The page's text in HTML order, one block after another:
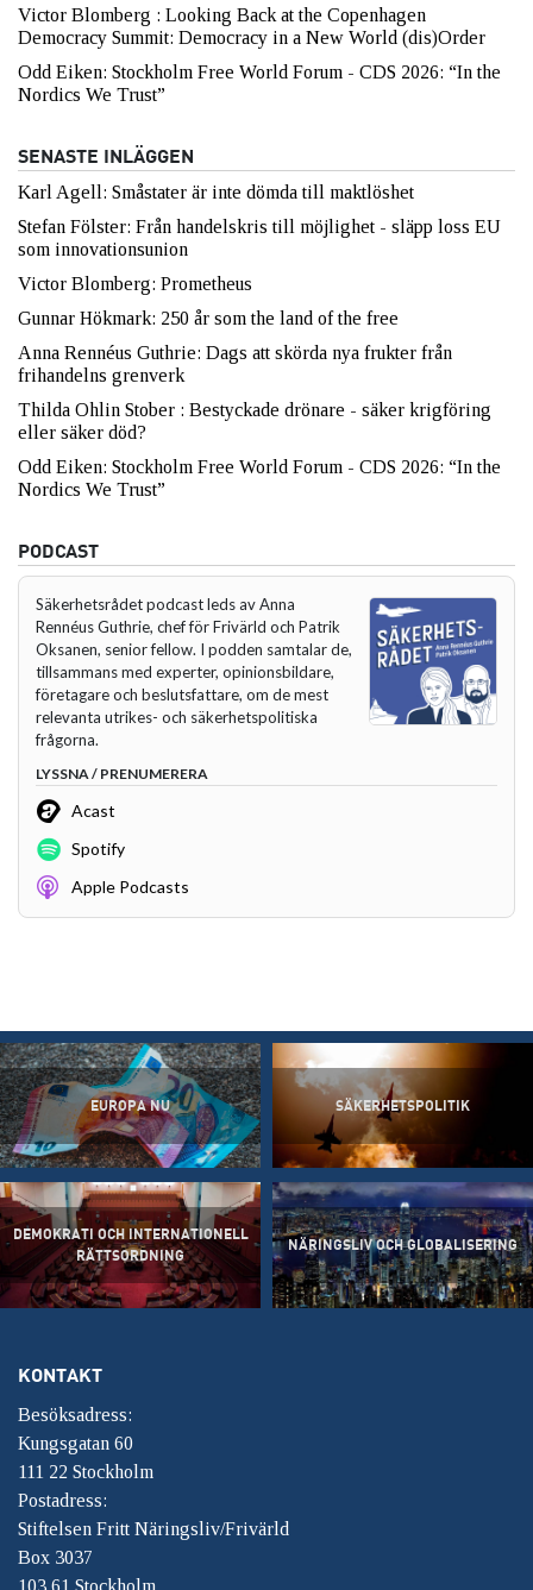
Victor Blomberg : Looking Back at the Copenhagen
Democracy Summit: Democracy in a New World (dis)Order
Odd Eiken: Stockholm Free World Forum - CDS 2026: “In the
Nordics We Trust”
SENASTE INLÄGGEN
Karl Agell: Småstater är inte dömda till maktlöshet
Stefan Fölster: Från handelskris till möjlighet - släpp loss EU
som innovationsunion
Victor Blomberg: Prometheus
Gunnar Hökmark: 250 år som the land of the free
Anna Rennéus Guthrie: Dags att skörda nya frukter från
frihandelns grenverk
Thilda Ohlin Stober : Bestyckade drönare - säker krigföring
eller säker död?
Odd Eiken: Stockholm Free World Forum - CDS 2026: “In the
Nordics We Trust”
PODCAST
Säkerhetsrådet podcast leds av Anna
Rennéus Guthrie, chef för Frivärld och Patrik
Oksanen, senior fellow. I podden samtalar de,
tillsammans med experter, opinionsbildare,
företagare och beslutsfattare, om de mest
relevanta utrikes- och säkerhetspolitiska
frågorna.
LYSSNA / PRENUMERERA
Acast
Spotify
Apple Podcasts
EUROPA NU SÄKERHETSPOLITIK
DEMOKRATI OCH INTERNATIONELL
RÄTTSORDNING
NÄRINGSLIV OCH GLOBALISERING
KONTAKT
Besöksadress:
Kungsgatan 60
111 22 Stockholm
Postadress:
Stiftelsen Fritt Näringsliv/Frivärld
Box 3037
103 61 Stockholm